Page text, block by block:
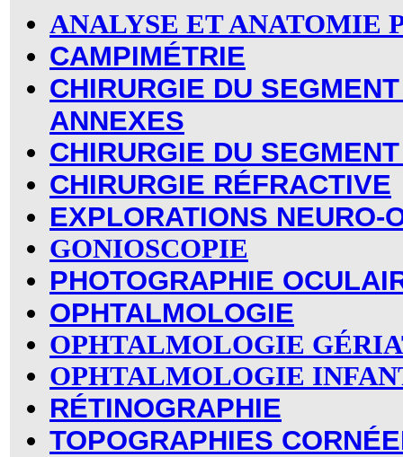
ANALYSE ET ANATOMIE
CAMPIMÉTRIE
CHIRURGIE DU
ANNEXES
CHIRURGIE DU
CHIRURGIE RÉFRACTIVE
EXPLORATIONS NEURO-
GONIOSCOPIE
PHOTOGRAPHIE
OPHTALMOLOGIE
OPHTALMOLOGIE
OPHTALMOLOGIE
RÉTINOGRAPHIE
TOPOGRAPHIES